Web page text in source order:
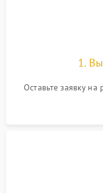
1.
Оставьте заявку